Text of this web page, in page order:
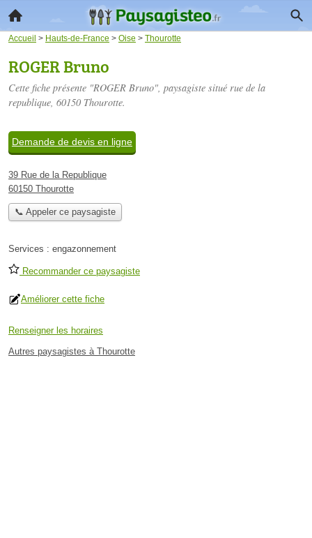
Accueil > Hauts-de-France > Oise > Thourotte
ROGER Bruno
Cette fiche présente "ROGER Bruno", paysagiste situé rue de la
republique, 60150 Thourotte.
Demande de devis en ligne
39 Rue de la Republique
60150 Thourotte
📞 Appeler ce paysagiste
Services : engazonnement
Recommander ce paysagiste
Améliorer cette fiche
Renseigner les horaires
Autres paysagistes à Thourotte